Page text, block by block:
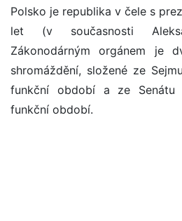
Polsko je republika v čele s
let (v současnosti
Zákonodárným orgánem je
shromáždění, složené ze
funkční období a ze
funkční období.